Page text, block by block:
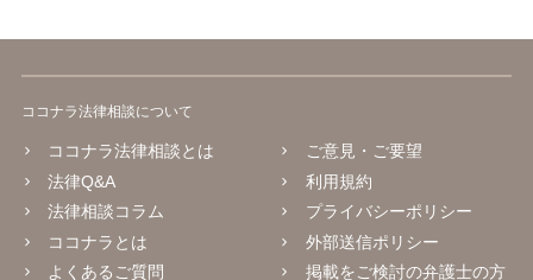
ココナラ法律相談について
ココナラ法律相談とは
法律Q&A
法律相談コラム
ココナラとは
よくあるご質問
ご意見・ご要望
利用規約
プライバシーポリシー
外部送信ポリシー
掲載をご検討の弁護士の方